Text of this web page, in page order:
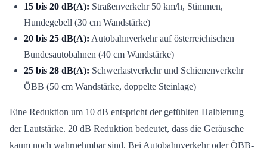
15 bis 20 dB(A): Straßenverkehr 50 km/h, Stimmen,
Hundegebell (30 cm Wandstärke)
20 bis 25 dB(A): Autobahnverkehr auf österreichischen
Bundesautobahnen (40 cm Wandstärke)
25 bis 28 dB(A): Schwerlastverkehr und Schienenverkehr
ÖBB (50 cm Wandstärke, doppelte Steinlage)
Eine Reduktion um 10 dB entspricht der gefühlten Halbierung
der Lautstärke. 20 dB Reduktion bedeutet, dass die Geräusche
kaum noch wahrnehmbar sind. Bei Autobahnverkehr oder ÖBB-